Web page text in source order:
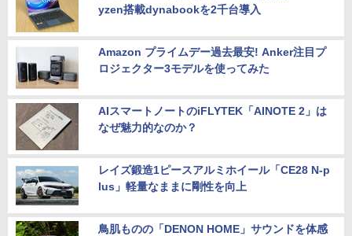
yzen搭載dynabookを2千台導入
Amazon プライムデー過去最安! Anker注目プ
ロジェクター3モデルを使ってみた
AIスマートノートのiFLYTEK「AINOTE 2」は
なぜ魅力的なのか？
レイズ鍛造1ピースアルミホイール「CE28 N-p
lus」軽量なままに剛性を向上
鳥肌ものの「DENON HOME」サウンドを体感